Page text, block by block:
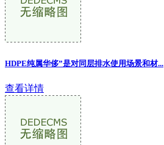
HDPE纯属华侈”是对同层排水使用场景和材...
查看详情